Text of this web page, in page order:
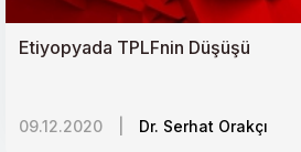
Etiyopyada TPLFnin Düşüşü
09.12.2020 Dr. Serhat Orakçı